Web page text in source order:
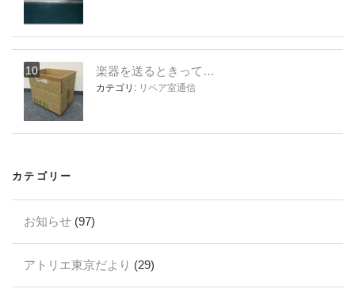
楽器を送るときって…
カテゴリ: リペア室通信
カテゴリー
お知らせ (97)
アトリエ東京だより (29)